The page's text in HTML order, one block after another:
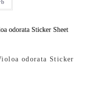
odorata Sticker